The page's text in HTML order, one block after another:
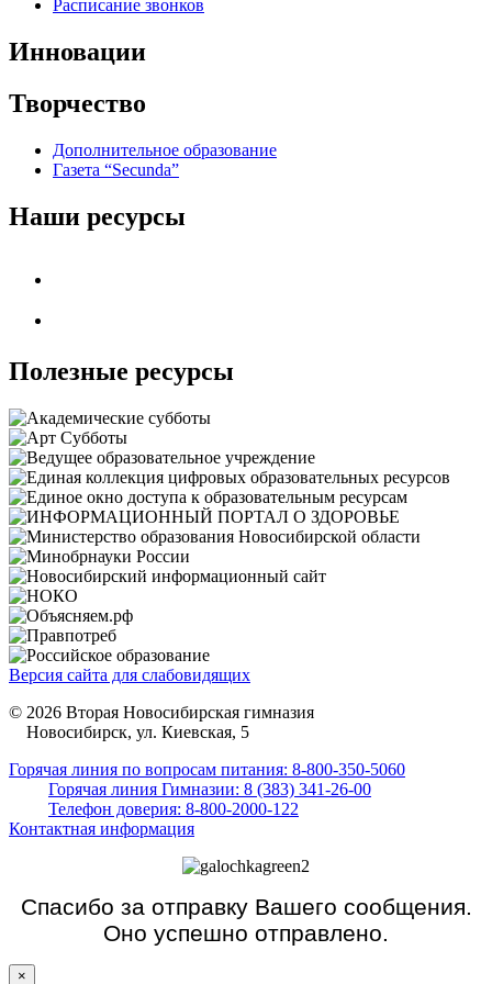
Расписание звонков
Инновации
Творчество
Дополнительное образование
Газета “Secunda”
Наши ресурсы
Полезные ресурсы
Версия сайта для слабовидящих
© 2026 Вторая Новосибирская гимназия
Новосибирск, ул. Киевская, 5
Горячая линия по вопросам питания: 8-800-350-5060
Горячая линия Гимназии: 8 (383) 341-26-00
Телефон доверия: 8-800-2000-122
Контактная информация
Спасибо за отправку Вашего сообщения.
Оно успешно отправлено.
×